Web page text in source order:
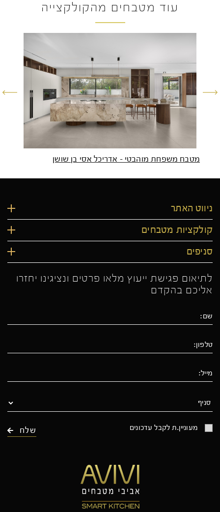
עוד מטבחים מהקולקצייה
מטבח משפחת מוהבטי – אדריכל אסי בן שושן
ניווט האתר
קולקציות מטבחים
סניפים
לתיאום פגישת ייעוץ מלאו פרטים ונציגינו יחזרו
אליכם בהקדם
מעוניין.ת לקבל עדכונים